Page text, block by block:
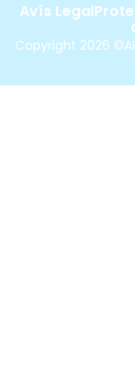
Copyright 2026
Avís Legal